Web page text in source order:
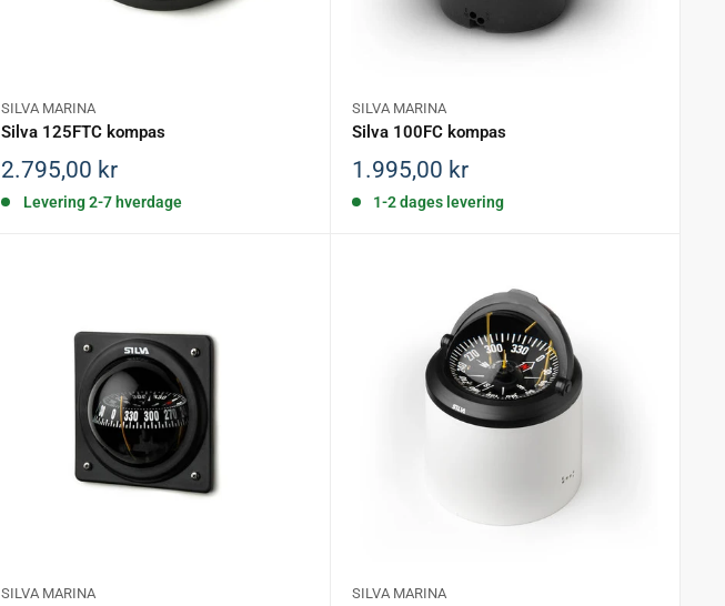
SILVA MARINA
Silva 125FTC kompas
Salgspris
2.795,00 kr
Levering 2-7 hverdage
SILVA MARINA
Silva 100FC kompas
Salgspris
1.995,00 kr
1-2 dages levering
SILVA MARINA SILVA MARINA